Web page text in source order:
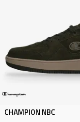
CHAMPION NBC